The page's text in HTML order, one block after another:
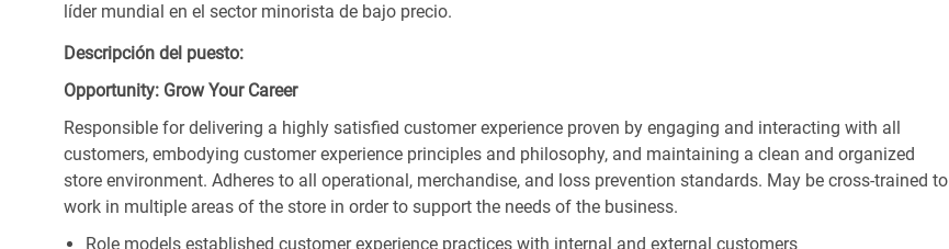
líder mundial en el sector minorista de bajo precio.
Descripción del puesto:
Opportunity: Grow Your Career
Responsible for delivering a highly satisfied customer experience proven by engaging and interacting with all
customers, embodying customer experience principles and philosophy, and maintaining a clean and organized
store environment. Adheres to all operational, merchandise, and loss prevention standards. May be cross-trained to
work in multiple areas of the store in order to support the needs of the business.
Role models established customer experience practices with internal and external customers